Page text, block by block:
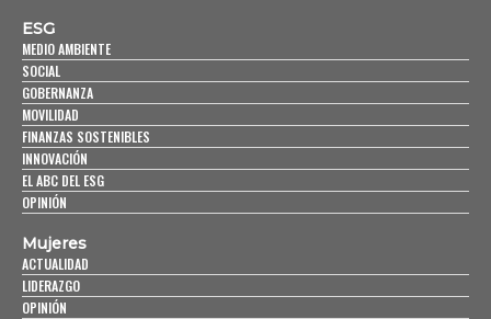
ESG
MEDIO AMBIENTE
SOCIAL
GOBERNANZA
MOVILIDAD
FINANZAS SOSTENIBLES
INNOVACIÓN
EL ABC DEL ESG
OPINIÓN
Mujeres
ACTUALIDAD
LIDERAZGO
OPINIÓN